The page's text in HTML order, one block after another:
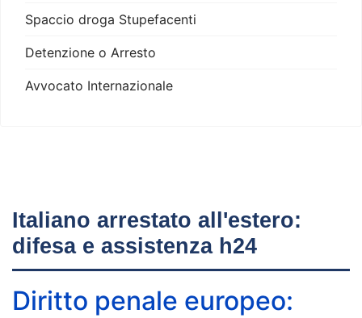
Spaccio droga Stupefacenti
Detenzione o Arresto
Avvocato Internazionale
Italiano arrestato all'estero:
difesa e assistenza h24
Diritto penale europeo: